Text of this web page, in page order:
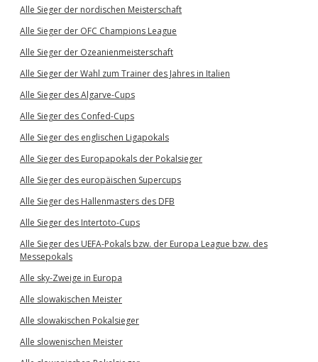
Alle Sieger der nordischen Meisterschaft
Alle Sieger der OFC Champions League
Alle Sieger der Ozeanienmeisterschaft
Alle Sieger der Wahl zum Trainer des Jahres in Italien
Alle Sieger des Algarve-Cups
Alle Sieger des Confed-Cups
Alle Sieger des englischen Ligapokals
Alle Sieger des Europapokals der Pokalsieger
Alle Sieger des europäischen Supercups
Alle Sieger des Hallenmasters des DFB
Alle Sieger des Intertoto-Cups
Alle Sieger des UEFA-Pokals bzw. der Europa League bzw. des
Messepokals
Alle sky-Zweige in Europa
Alle slowakischen Meister
Alle slowakischen Pokalsieger
Alle slowenischen Meister